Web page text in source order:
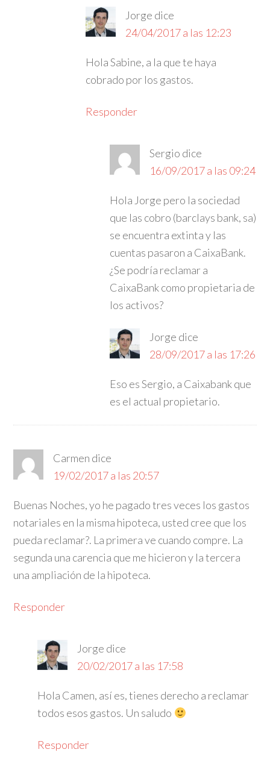
Jorge dice
24/04/2017 a las 12:23
Hola Sabine, a la que te haya
cobrado por los gastos.
Responder
Sergio dice
16/09/2017 a las 09:24
Hola Jorge pero la sociedad
que las cobro (barclays bank, sa)
se encuentra extinta y las
cuentas pasaron a CaixaBank.
¿Se podría reclamar a
CaixaBank como propietaria de
los activos?
Jorge dice
28/09/2017 a las 17:26
Eso es Sergio, a Caixabank que
es el actual propietario.
Carmen dice
19/02/2017 a las 20:57
Buenas Noches, yo he pagado tres veces los gastos
notariales en la misma hipoteca, usted cree que los
pueda reclamar?. La primera ve cuando compre. La
segunda una carencia que me hicieron y la tercera
una ampliación de la hipoteca.
Responder
Jorge dice
20/02/2017 a las 17:58
Hola Camen, así es, tienes derecho a reclamar
todos esos gastos. Un saludo
Responder